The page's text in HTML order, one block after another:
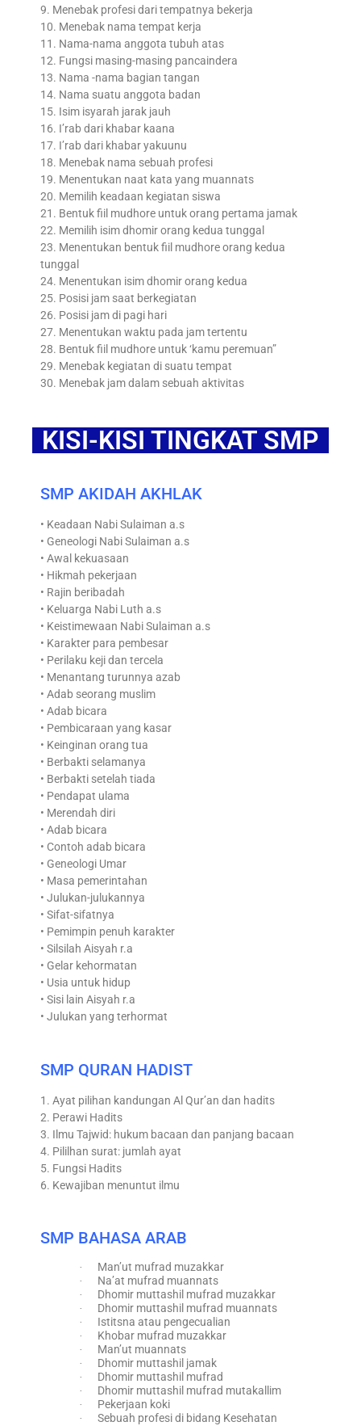
9. Menebak profesi dari tempatnya bekerja
10. Menebak nama tempat kerja
11. Nama-nama anggota tubuh atas
12. Fungsi masing-masing pancaindera
13. Nama -nama bagian tangan
14. Nama suatu anggota badan
15. Isim isyarah jarak jauh
16. I’rab dari khabar kaana
17. I’rab dari khabar yakuunu
18. Menebak nama sebuah profesi
19. Menentukan naat kata yang muannats
20. Memilih keadaan kegiatan siswa
21. Bentuk fiil mudhore untuk orang pertama jamak
22. Memilih isim dhomir orang kedua tunggal
23. Menentukan bentuk fiil mudhore orang kedua
tunggal
24. Menentukan isim dhomir orang kedua
25. Posisi jam saat berkegiatan
26. Posisi jam di pagi hari
27. Menentukan waktu pada jam tertentu
28. Bentuk fiil mudhore untuk ‘kamu peremuan”
29. Menebak kegiatan di suatu tempat
30. Menebak jam dalam sebuah aktivitas
KISI-KISI TINGKAT SMP
SMP AKIDAH AKHLAK
• Keadaan Nabi Sulaiman a.s
• Geneologi Nabi Sulaiman a.s
• Awal kekuasaan
• Hikmah pekerjaan
• Rajin beribadah
• Keluarga Nabi Luth a.s
• Keistimewaan Nabi Sulaiman a.s
• Karakter para pembesar
• Perilaku keji dan tercela
• Menantang turunnya azab
• Adab seorang muslim
• Adab bicara
• Pembicaraan yang kasar
• Keinginan orang tua
• Berbakti selamanya
• Berbakti setelah tiada
• Pendapat ulama
• Merendah diri
• Adab bicara
• Contoh adab bicara
• Geneologi Umar
• Masa pemerintahan
• Julukan-julukannya
• Sifat-sifatnya
• Pemimpin penuh karakter
• Silsilah Aisyah r.a
• Gelar kehormatan
• Usia untuk hidup
• Sisi lain Aisyah r.a
• Julukan yang terhormat
SMP QURAN HADIST
1. Ayat pilihan kandungan Al Qur’an dan hadits
2. Perawi Hadits
3. Ilmu Tajwid: hukum bacaan dan panjang bacaan
4. Pililhan surat: jumlah ayat
5. Fungsi Hadits
6. Kewajiban menuntut ilmu
SMP BAHASA ARAB
· Man’ut mufrad muzakkar
· Na’at mufrad muannats
· Dhomir muttashil mufrad muzakkar
· Dhomir muttashil mufrad muannats
· Istitsna atau pengecualian
· Khobar mufrad muzakkar
· Man’ut muannats
· Dhomir muttashil jamak
· Dhomir muttashil mufrad
· Dhomir muttashil mufrad mutakallim
· Pekerjaan koki
·
Sebuah profesi di bidang Kesehatan